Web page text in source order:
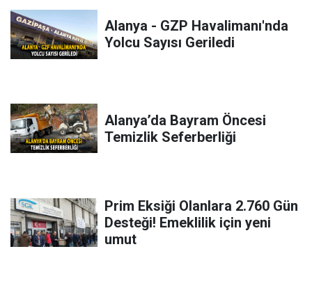
Alanya - GZP Havalimanı'nda
Yolcu Sayısı Geriledi
Alanya’da Bayram Öncesi
Temizlik Seferberliği
Prim Eksiği Olanlara 2.760 Gün
Desteği! Emeklilik için yeni
umut